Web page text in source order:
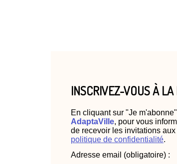
INSCRIVEZ-VOUS À
En cliquant sur "Je
AdaptaVille, pour vous
de recevoir les invitations aux
politique de confidentialité.
Adresse email (obligatoire) :